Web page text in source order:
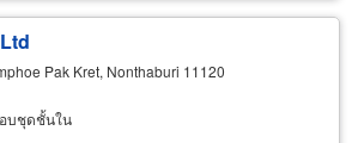
Pak Kret, Nonthaburi 11120
บชุดชั้นใน